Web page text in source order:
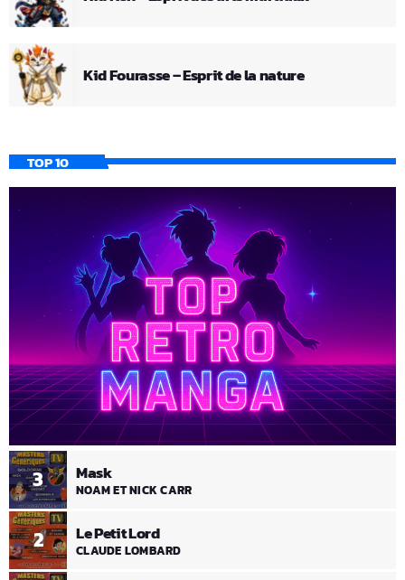
Kid Fourasse – Esprit de la nature
TOP 10
2 Le Petit Lord
CLAUDE LOMBARD
3 Mask
NOAM ET NICK CARR